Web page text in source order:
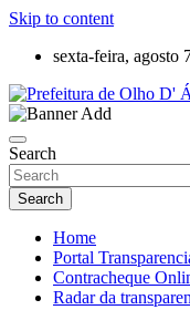
Skip to content
sexta-feira, agosto
Prefeitura de
Search
Search
Home
Portal
Contracheque
Radar da